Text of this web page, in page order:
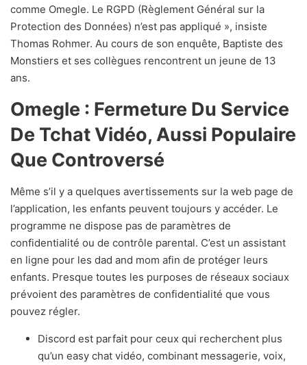
comme Omegle. Le RGPD (Règlement Général sur la
Protection des Données) n’est pas appliqué », insiste
Thomas Rohmer. Au cours de son enquête, Baptiste des
Monstiers et ses collègues rencontrent un jeune de 13
ans.
Omegle : Fermeture Du Service
De Tchat Vidéo, Aussi Populaire
Que Controversé
Même s’il y a quelques avertissements sur la web page de
l’application, les enfants peuvent toujours y accéder. Le
programme ne dispose pas de paramètres de
confidentialité ou de contrôle parental. C’est un assistant
en ligne pour les dad and mom afin de protéger leurs
enfants. Presque toutes les purposes de réseaux sociaux
prévoient des paramètres de confidentialité que vous
pouvez régler.
Discord est parfait pour ceux qui recherchent plus
qu’un easy chat vidéo, combinant messagerie, voix,